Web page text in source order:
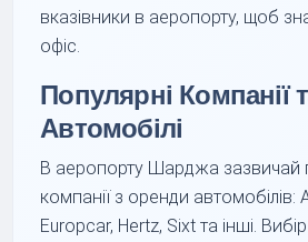
вказівники в аеропорту, щоб
офіс.
Популярні Компанії
Автомобілі
В аеропорту Шарджа зазвичай
компанії з оренди автомобілів:
Europcar, Hertz, Sixt та інші.